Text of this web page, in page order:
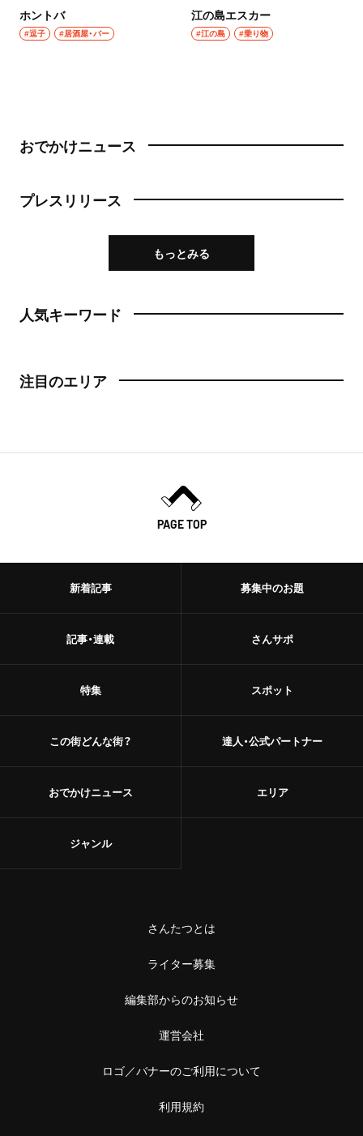
ホントバ
#逗子 #居酒屋・バー
江の島エスカー
#江の島 #乗り物
おでかけニュース
プレスリリース
もっとみる
人気キーワード
注目のエリア
PAGE TOP
新着記事
記事・連載
特集
この街どんな街？
おでかけニュース
募集中のお題
さんサポ
スポット
達人・公式パートナー
エリア
ジャンル
さんたつとは
ライター募集
編集部からのお知らせ
運営会社
ロゴ／バナーのご利用について
利用規約